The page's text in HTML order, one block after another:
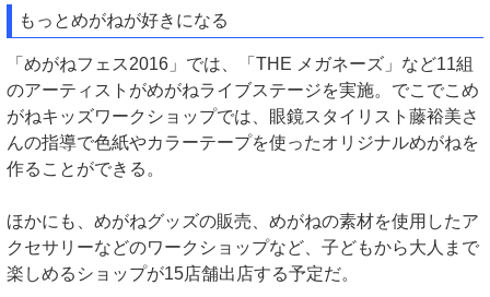
もっとめがねが好きになる
「めがねフェス2016」では、「THE メガネーズ」など11組
のアーティストがめがねライブステージを実施。でこでこめ
がねキッズワークショップでは、眼鏡スタイリスト藤裕美さ
んの指導で色紙やカラーテープを使ったオリジナルめがねを
作ることができる。
ほかにも、めがねグッズの販売、めがねの素材を使用したア
クセサリーなどのワークショップなど、子どもから大人まで
楽しめるショップが15店舗出店する予定だ。